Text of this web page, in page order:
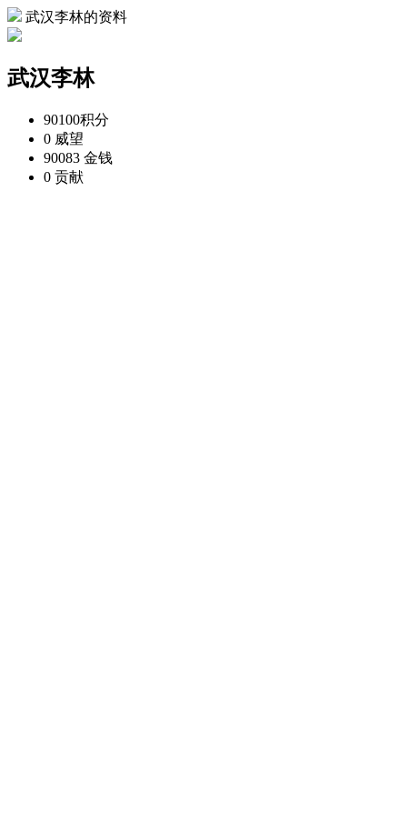
武汉李林的资料
武汉李林
90100积分
0 威望
90083 金钱
0 贡献